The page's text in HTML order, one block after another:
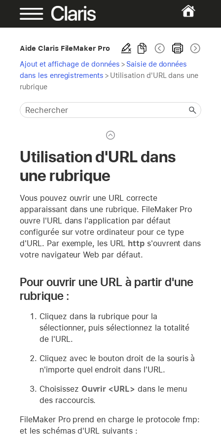
Aide Claris FileMaker Pro
Ajout et affichage de données > Saisie de données
dans les enregistrements > Utilisation d'URL dans une
rubrique
Utilisation d'URL dans
une rubrique
Vous pouvez ouvrir une URL correcte
apparaissant dans une rubrique. FileMaker Pro
ouvre l'URL dans l'application par défaut
configurée sur votre ordinateur pour ce type
d'URL. Par exemple, les URL https'ouvrent dans
votre navigateur Web par défaut.
Pour ouvrir une URL à partir d'une
rubrique :
Cliquez dans la rubrique pour la
sélectionner, puis sélectionnez la totalité
de l'URL.
Cliquez avec le bouton droit de la souris à
n'importe quel endroit dans l'URL.
Choisissez Ouvrir <URL> dans le menu
des raccourcis.
FileMaker Pro prend en charge le protocole fmp:
et les schémas d'URL suivants :